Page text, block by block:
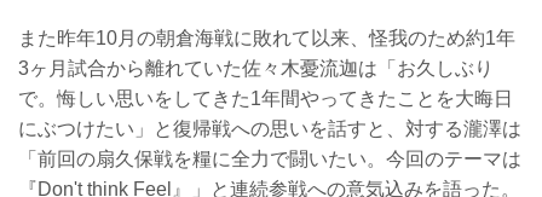
また昨年10月の朝倉海戦に敗れて以来、怪我のため約1年
3ヶ月試合から離れていた佐々木憂流迦は「お久しぶり
で。悔しい思いをしてきた1年間やってきたことを大晦日
にぶつけたい」と復帰戦への思いを話すと、対する瀧澤は
「前回の扇久保戦を糧に全力で闘いたい。今回のテーマは
『Don't think Feel』」と連続参戦への意気込みを語った。